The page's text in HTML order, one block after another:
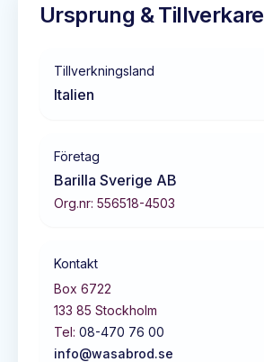
Ursprung & Tillverkare
Tillverkningsland
Italien
Företag
Barilla Sverige AB
Org.nr: 556518-4503
Kontakt
Box 6722
133 85 Stockholm
Tel: 08-470 76 00
info@wasabrod.se